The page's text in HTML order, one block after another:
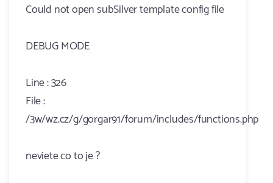
Could not open subSilver template config file
DEBUG MODE
Line : 326
File :
/3w/wz.cz/g/gorgar91/forum/includes/functions.php
neviete co to je ?